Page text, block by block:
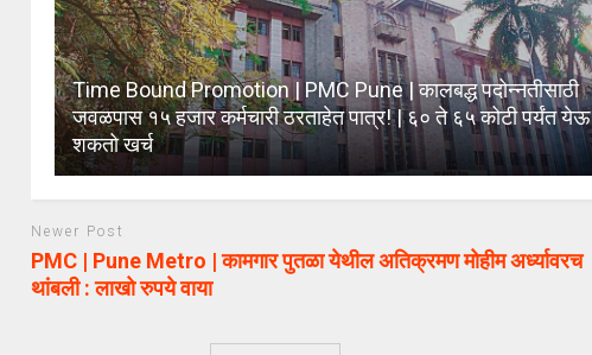
Time Bound Promotion | PMC Pune | कालबद्ध पदोन्नतीसाठी
जवळपास १५ हजार कर्मचारी ठरताहेत पात्र! | ६० ते ६५ कोटी पर्यंत येऊ
शकतो खर्च
Newer Post
PMC | Pune Metro | कामगार पुतळा येथील अतिक्रमण मोहीम अर्ध्यावरच
थांबली : लाखो रुपये वाया